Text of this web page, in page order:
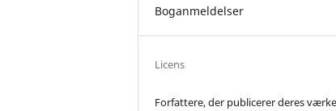
Boganmeldelser
Licens
Forfattere, der publicerer deres